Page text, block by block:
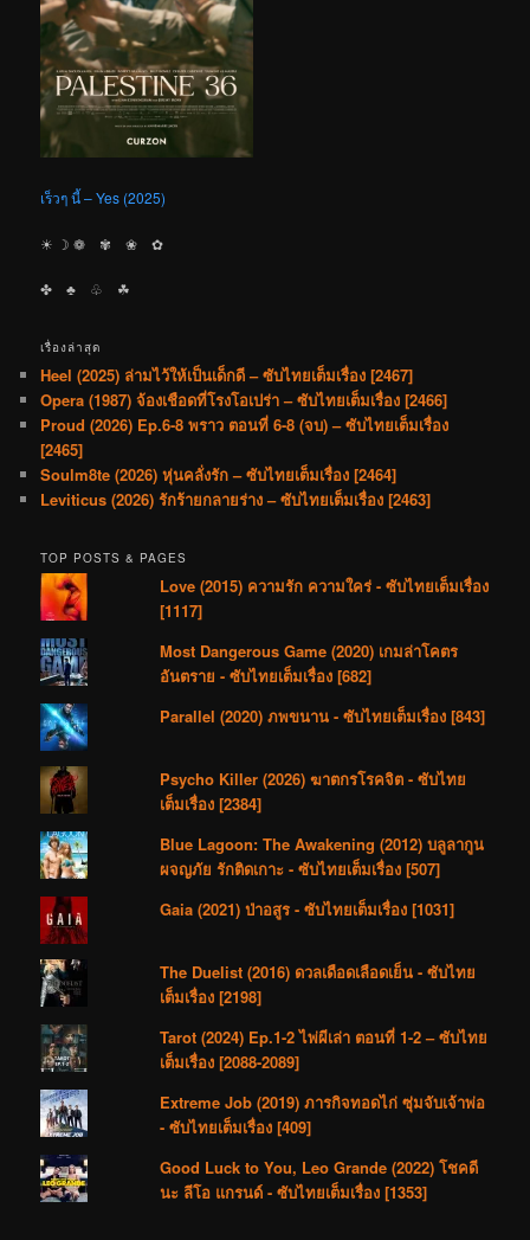
เร็วๆ นี้ – Yes (2025)
☀︎ ☽ ❁ ✾ ❀ ✿
✤ ♣︎ ♧ ☘︎
เรื่องล่าสุด
Heel (2025) ล่ามไว้ให้เป็นเด็กดี – ซับไทยเต็มเรื่อง [2467]
Opera (1987) จ้องเชือดที่โรงโอเปร่า – ซับไทยเต็มเรื่อง [2466]
Proud (2026) Ep.6-8 พราว ตอนที่ 6-8 (จบ) – ซับไทยเต็มเรื่อง
[2465]
Soulm8te (2026) หุ่นคลั่งรัก – ซับไทยเต็มเรื่อง [2464]
Leviticus (2026) รักร้ายกลายร่าง – ซับไทยเต็มเรื่อง [2463]
TOP POSTS & PAGES
Love (2015) ความรัก ความใคร่ - ซับไทยเต็มเรื่อง
[1117]
Most Dangerous Game (2020) เกมล่าโคตร
อันตราย - ซับไทยเต็มเรื่อง [682]
Parallel (2020) ภพขนาน - ซับไทยเต็มเรื่อง [843]
Psycho Killer (2026) ฆาตกรโรคจิต - ซับไทย
เต็มเรื่อง [2384]
Blue Lagoon: The Awakening (2012) บลูลากูน
ผจญภัย รักติดเกาะ - ซับไทยเต็มเรื่อง [507]
Gaia (2021) ป่าอสูร - ซับไทยเต็มเรื่อง [1031]
The Duelist (2016) ดวลเดือดเลือดเย็น - ซับไทย
เต็มเรื่อง [2198]
Tarot (2024) Ep.1-2 ไพ่ผีเล่า ตอนที่ 1-2 – ซับไทย
เต็มเรื่อง [2088-2089]
Extreme Job (2019) ภารกิจทอดไก่ ซุ่มจับเจ้าพ่อ
- ซับไทยเต็มเรื่อง [409]
Good Luck to You, Leo Grande (2022) โชคดี
นะ ลีโอ แกรนด์ - ซับไทยเต็มเรื่อง [1353]